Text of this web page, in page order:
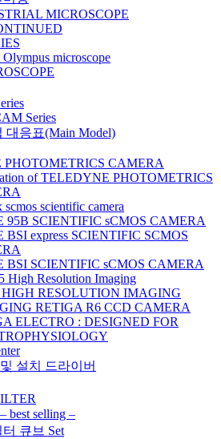
MICROSCOPE
microscope
Series
대응표(Main Model)
CAMERA
of TELEDYNE PHOTOMETRICS
scientific camera
95B SCIENTIFIC sCMOS CAMERA
BSI express SCIENTIFIC SCMOS
BSI SCIENTIFIC sCMOS CAMERA
High Resolution Imaging
HIGH RESOLUTION IMAGING
RETIGA R6 CCD CAMERA
ELECTRO : DESIGNED FOR
설치 드라이버
best selling –
큐브 Set